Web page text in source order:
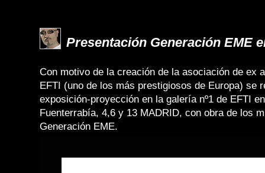
Presentación Generación EME
Con motivo de la creación de la asociación de ex
EFTI (uno de los más prestigiosos de Europa) se
exposición-proyección en la galería nº1 de EFTI
Fuenterrabía, 4,6 y 13 MADRID, con obra de los
Generación EME.